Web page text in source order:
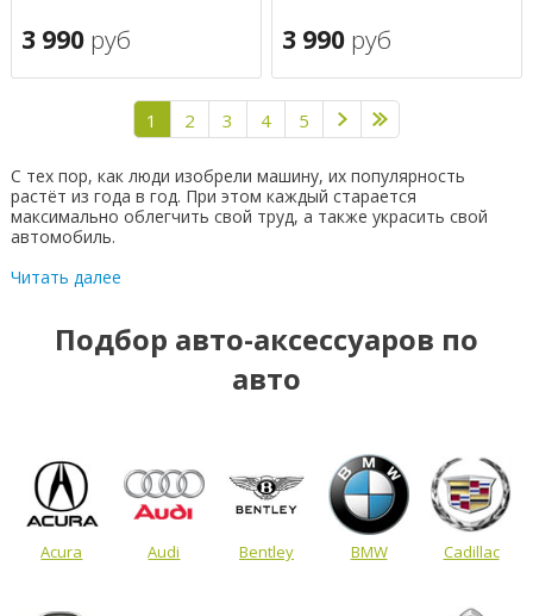
3 990 руб 3 990 руб
1 2 3 4 5
С тех пор, как люди изобрели машину, их популярность
растёт из года в год. При этом каждый старается
максимально облегчить свой труд, а также украсить свой
автомобиль.
Читать далее
Подбор авто-аксессуаров по
авто
Acura Audi Bentley BMW Cadillac